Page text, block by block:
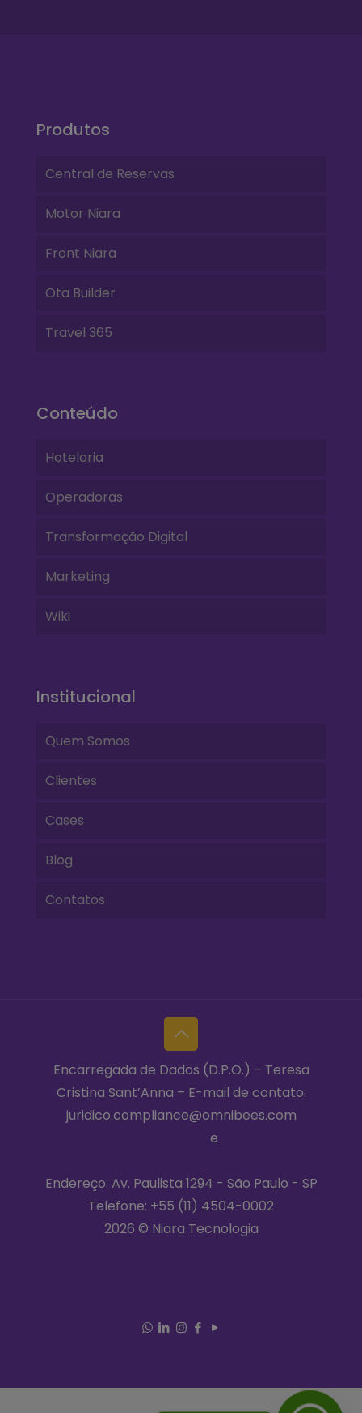
Produtos
Central de Reservas
Motor Niara
Front Niara
Ota Builder
Travel 365
Conteúdo
Hotelaria
Operadoras
Transformação Digital
Marketing
Wiki
Institucional
Quem Somos
Clientes
Cases
Blog
Contatos
Encarregada de Dados (D.P.O.) – Teresa
Cristina Sant’Anna – E-mail de contato:
juridico.compliance@omnibees.com
e
Endereço: Av. Paulista 1294 - São Paulo - SP
Telefone: +55 (11) 4504-0002
2026 © Niara Tecnologia